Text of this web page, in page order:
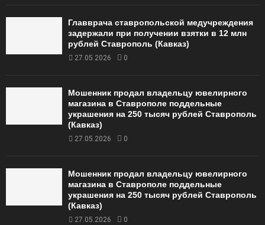
Главврача ставропольской медучреждения
задержали при получении взятки в 12 млн
рублей Ставрополь (Кавказ)
27.05.2026 0
Мошенник продал владельцу ювелирного
магазина в Ставрополе поддельные
украшения на 250 тысяч рублей Ставрополь
(Кавказ)
27.05.2026 0
Мошенник продал владельцу ювелирного
магазина в Ставрополе поддельные
украшения на 250 тысяч рублей Ставрополь
(Кавказ)
27.05.2026 0